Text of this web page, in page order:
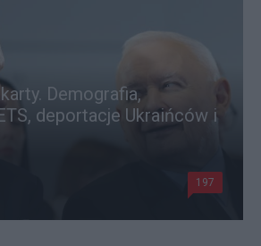
Demografia,
deportacje Ukraińców i
197